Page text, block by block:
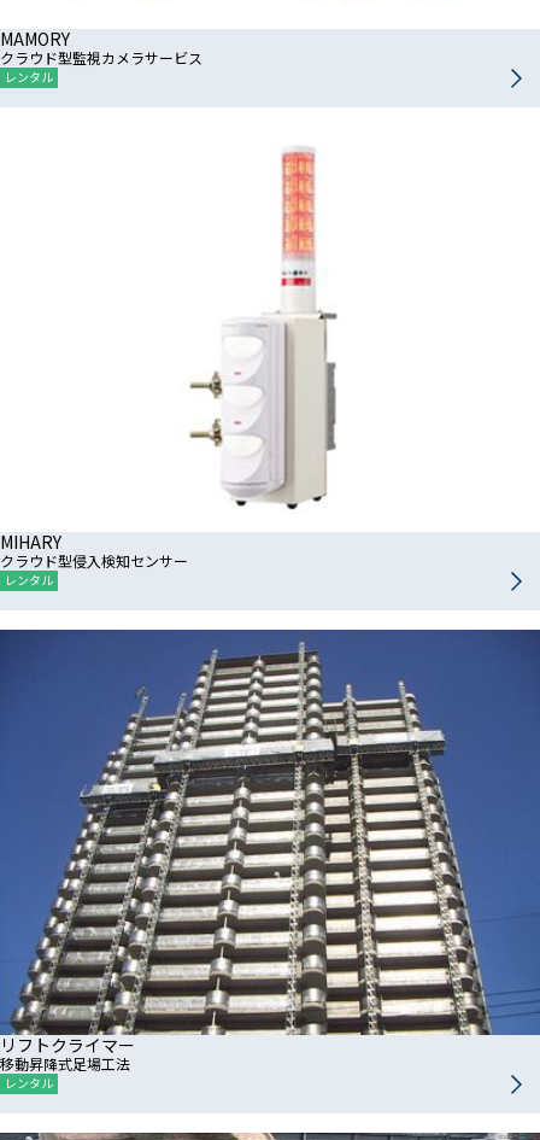
MAMORY
クラウド型監視カメラサービス
レンタル
MIHARY
クラウド型侵入検知センサー
レンタル
リフトクライマー
移動昇降式足場工法
レンタル